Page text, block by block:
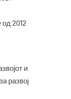
2012
и
развој